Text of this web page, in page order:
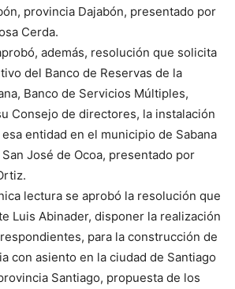
provincia Dajabón, presentado por
Cerda.
además, resolución que solicita
del Banco de Reservas de la
Banco de Servicios Múltiples,
Consejo de directores, la instalación
entidad en el municipio de Sabana
José de Ocoa, presentado por
lectura se aprobó la resolución que
Luis Abinader, disponer la realización
para la construcción de
con asiento en la ciudad de Santiago
Santiago, propuesta de los